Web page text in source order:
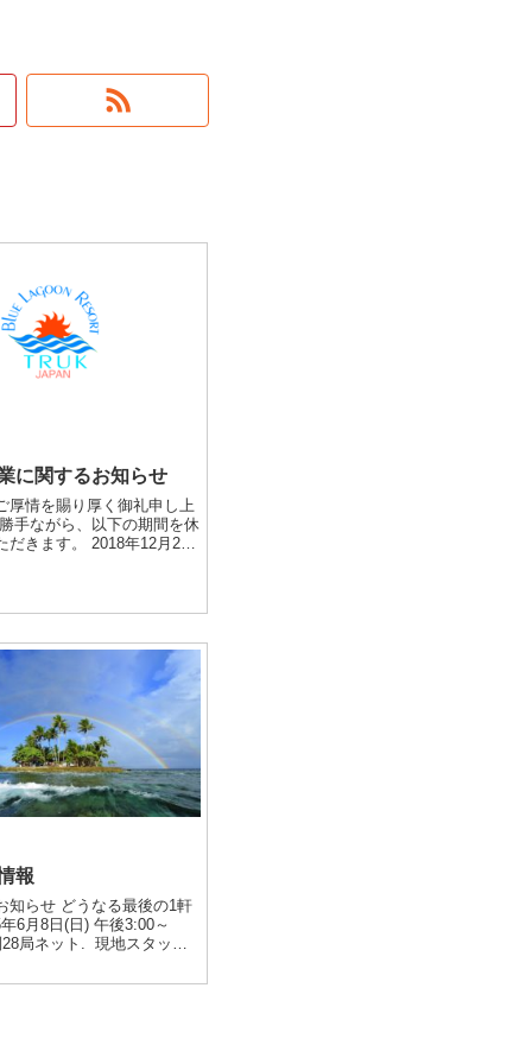
に関するお知らせ
厚情を賜り厚く御礼申し上
手ながら、以下の期間を休
だきます。 2018年12月29
報
知らせ どうなる最後の1軒
6月8日(日) 午後3:00～
局ネット. 現地スタッフ